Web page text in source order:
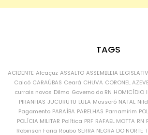
TAGS
ACIDENTE Alcaçuz ASSALTO ASSEMBLEIA
Caicó CARAÚBAS Ceará CHUVA CORONEL
currais novos Dilma Governo do RN HOMICÍDIO
PIRANHAS JUCURUTU LULA Mossoró NATAL
Pagamento PARAÍBA PARELHAS Parnamirim
POLÍCIA MILITAR Política PRF RAFAEL MOTTA RN
Robinson Faria Roubo SERRA NEGRA DO NORTE